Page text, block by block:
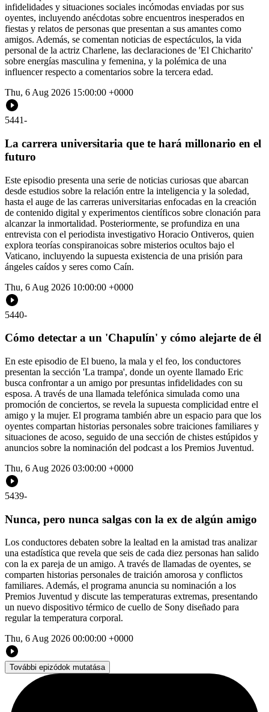
infidelidades y situaciones sociales incómodas enviadas por sus
oyentes, incluyendo anécdotas sobre encuentros inesperados en
fiestas y relatos de personas que presentan a sus amantes como
amigos. Además, se comentan noticias de espectáculos, la vida
personal de la actriz Charlene, las declaraciones de 'El Chicharito'
sobre energías masculina y femenina, y la polémica de una
influencer respecto a comentarios sobre la tercera edad.
Thu, 6 Aug 2026 15:00:00 +0000
5441-
La carrera universitaria que te hará millonario en el
futuro
Este episodio presenta una serie de noticias curiosas que abarcan
desde estudios sobre la relación entre la inteligencia y la soledad,
hasta el auge de las carreras universitarias enfocadas en la creación
de contenido digital y experimentos científicos sobre clonación para
alcanzar la inmortalidad. Posteriormente, se profundiza en una
entrevista con el periodista investigativo Horacio Ontiveros, quien
explora teorías conspiranoicas sobre misterios ocultos bajo el
Vaticano, incluyendo la supuesta existencia de una prisión para
ángeles caídos y seres como Caín.
Thu, 6 Aug 2026 10:00:00 +0000
5440-
Cómo detectar a un 'Chapulín' y cómo alejarte de él
En este episodio de El bueno, la mala y el feo, los conductores
presentan la sección 'La trampa', donde un oyente llamado Eric
busca confrontar a un amigo por presuntas infidelidades con su
esposa. A través de una llamada telefónica simulada como una
promoción de conciertos, se revela la supuesta complicidad entre el
amigo y la mujer. El programa también abre un espacio para que los
oyentes compartan historias personales sobre traiciones familiares y
situaciones de acoso, seguido de una sección de chistes estúpidos y
anuncios sobre la nominación del podcast a los Premios Juventud.
Thu, 6 Aug 2026 03:00:00 +0000
5439-
Nunca, pero nunca salgas con la ex de algún amigo
Los conductores debaten sobre la lealtad en la amistad tras analizar
una estadística que revela que seis de cada diez personas han salido
con la ex pareja de un amigo. A través de llamadas de oyentes, se
comparten historias personales de traición amorosa y conflictos
familiares. Además, el programa anuncia su nominación a los
Premios Juventud y discute las temperaturas extremas, presentando
un nuevo dispositivo térmico de cuello de Sony diseñado para
regular la temperatura corporal.
Thu, 6 Aug 2026 00:00:00 +0000
További epizódok mutatása